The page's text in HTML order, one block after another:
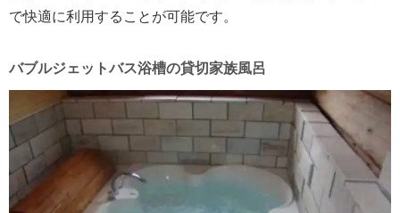
で快適に利用することが可能です。
バブルジェットバス浴槽の貸切家族風呂